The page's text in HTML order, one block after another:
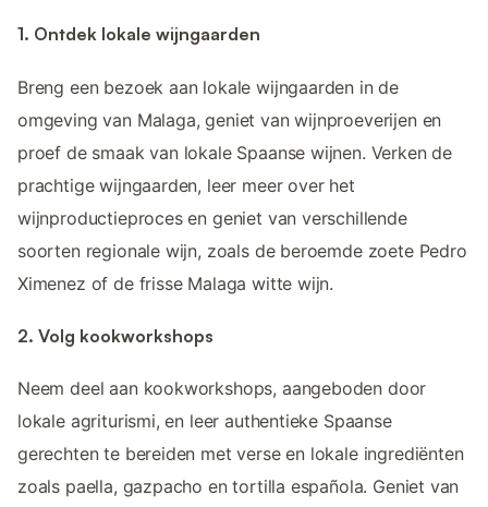
1. Ontdek lokale wijngaarden
Breng een bezoek aan lokale wijngaarden in de
omgeving van Malaga, geniet van wijnproeverijen en
proef de smaak van lokale Spaanse wijnen. Verken de
prachtige wijngaarden, leer meer over het
wijnproductieproces en geniet van verschillende
soorten regionale wijn, zoals de beroemde zoete Pedro
Ximenez of de frisse Malaga witte wijn.
2. Volg kookworkshops
Neem deel aan kookworkshops, aangeboden door
lokale agriturismi, en leer authentieke Spaanse
gerechten te bereiden met verse en lokale ingrediënten
zoals paella, gazpacho en tortilla española. Geniet van